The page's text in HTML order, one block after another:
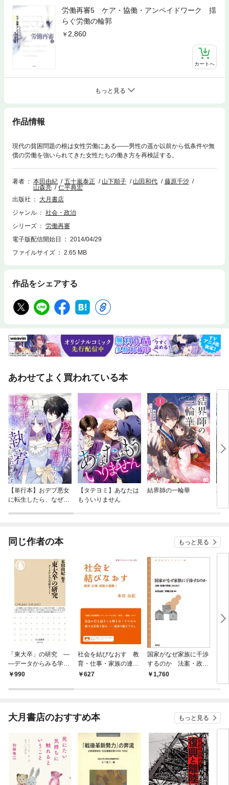
労働再審5 ケア・協働・アンペイドワーク 揺
らぐ労働の輪郭
2,860
カートへ
もっと見る
作品情報
現代の貧困問題の根は女性労働にある――男性の遥か以前から低条件や無
償の労働を強いられてきた女性たちの働き方を再検証する。
著者 本田由紀 五十嵐泰正 山下順子 山田和代
藤原千沙
山森亮
仁平典宏
出版社
大月書店
ジャンル
社会・政治
シリーズ
労働再審
電子版配信開始日
2014/04/29
ファイルサイズ
2.65 MB
作品をシェアする
あわせてよく買われている本
【単行本】おデブ悪女
に転生したら、なぜか
【タテヨミ】あなたは
もういりません
結界師の一輪華
バ
今
同じ作者の本 もっと見る
「東大卒」の研究 ―
―データからみる学歴
エリート
990
社会を結びなおす 教
育・仕事・家族の連携
へ627
国家がなぜ家族に干渉
するのか 法案・政策
の背後にあるもの
1,760
る
大月書店のおすすめ本 もっと見る